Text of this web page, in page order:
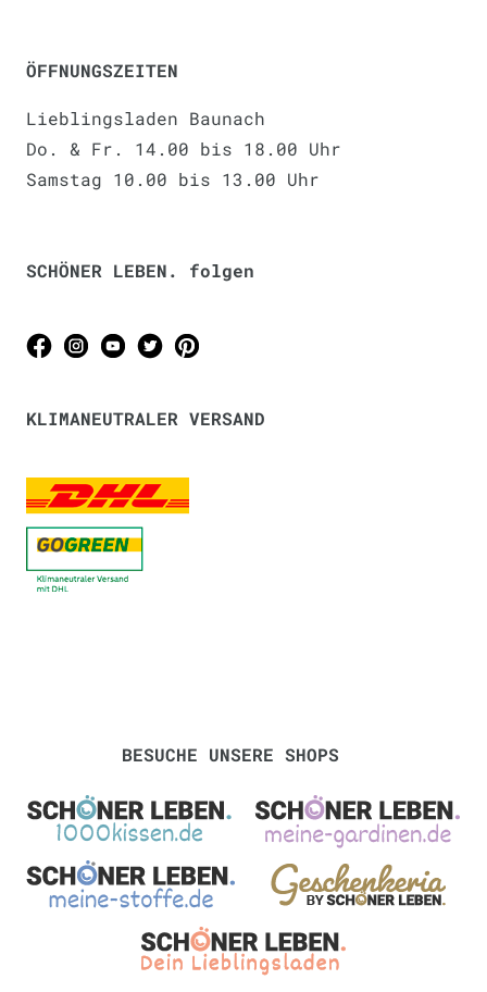
ÖFFNUNGSZEITEN
Lieblingsladen Baunach
Do. & Fr. 14.00 bis 18.00 Uhr
Samstag 10.00 bis 13.00 Uhr
SCHÖNER LEBEN. folgen
KLIMANEUTRALER VERSAND
BESUCHE UNSERE SHOPS